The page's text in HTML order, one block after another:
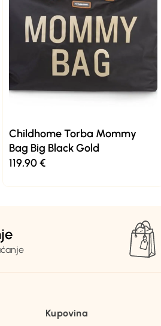
Childhome Torba Mommy
Bag Big Black Gold
119,90€
Kupovina